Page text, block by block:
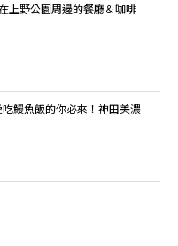
上野公園周邊的餐廳＆咖啡
鰻魚飯的你必來！神田美濃